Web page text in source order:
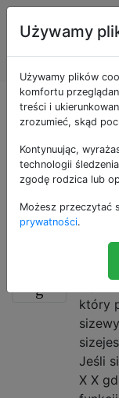
jako
liczbowymi.
binarne,
który
Jeśli
X X
Używamy
Używamy plików
komfortu
treści i
zrozumieć, skąd
Kontynuując,
technologii
zgodę rodzica lub
Możesz przeczytać
prywatności.